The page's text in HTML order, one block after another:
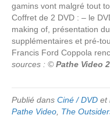
gamins vont malgré tout
Coffret de 2 DVD : – le
making of, présentation
supplémentaires et pré-
Francis Ford Coppola
sources : ©Pathe Video
Publié dans Ciné / DVD et
Pathe Video, The